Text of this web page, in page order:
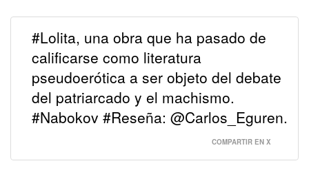
#Lolita, una obra que ha pasado de
calificarse como literatura
pseudoerótica a ser objeto del debate
del patriarcado y el machismo.
#Nabokov #Reseña: @Carlos_Eguren.
COMPARTIR EN X